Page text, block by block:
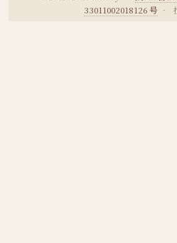
33011002018126 号 ·